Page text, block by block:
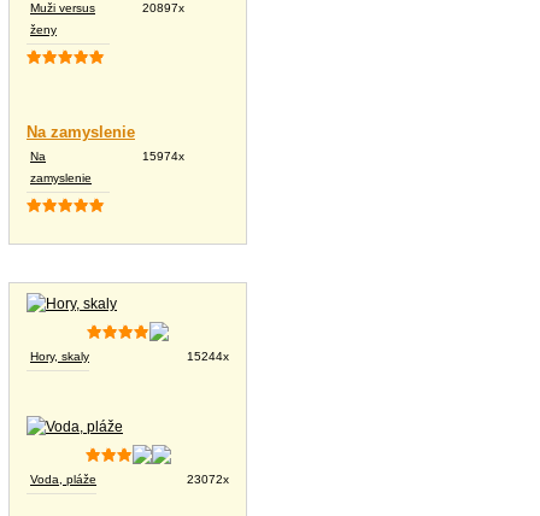
Muži versus
ženy
20897x
Na zamyslenie
Na
zamyslenie
15974x
Hory, skaly 15244x
Voda, pláže 23072x